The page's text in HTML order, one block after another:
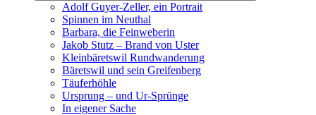
Adolf Guyer-Zeller, ein Portrait
Spinnen im Neuthal
Barbara, die Feinweberin
Jakob Stutz – Brand von Uster
Kleinbäretswil Rundwanderung
Bäretswil und sein Greifenberg
Täuferhöhle
Ursprung – und Ur-Sprünge
In eigener Sache